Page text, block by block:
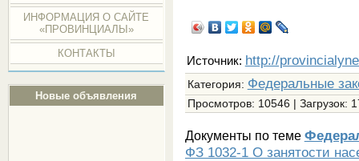
ИНФОРМАЦИЯ О САЙТЕ
«ПРОВИНЦИАЛЫ»
КОНТАКТЫ
Новые объявления
Источник: http://
Категория: Федеральные
Просмотров: 10546 | Загрузок:
Документы по теме
ФЗ 1032-1 О занятости